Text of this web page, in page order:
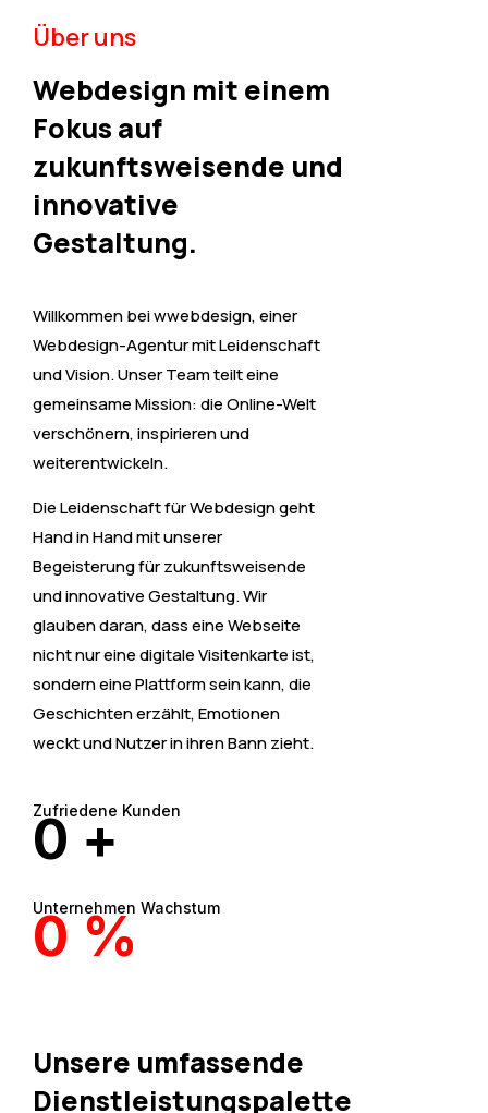
Über uns
Webdesign mit einem
Fokus auf
zukunftsweisende und
innovative
Gestaltung.
Willkommen bei wwebdesign, einer
Webdesign-Agentur mit Leidenschaft
und Vision. Unser Team teilt eine
gemeinsame Mission: die Online-Welt
verschönern, inspirieren und
weiterentwickeln.
Die Leidenschaft für Webdesign geht
Hand in Hand mit unserer
Begeisterung für zukunftsweisende
und innovative Gestaltung. Wir
glauben daran, dass eine Webseite
nicht nur eine digitale Visitenkarte ist,
sondern eine Plattform sein kann, die
Geschichten erzählt, Emotionen
weckt und Nutzer in ihren Bann zieht.
Zufriedene Kunden​
0 +
Unternehmen Wachstum
0 %
Unsere umfassende
Dienstleistungspalette